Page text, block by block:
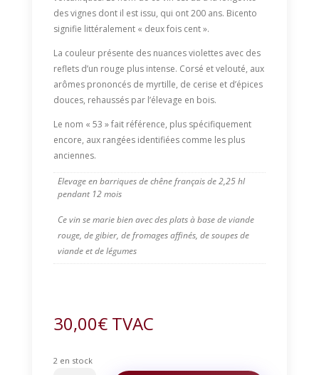
des vignes dont il est issu, qui ont 200 ans. Bicento
signifie littéralement « deux fois cent ».
La couleur présente des nuances violettes avec des
reflets d’un rouge plus intense. Corsé et velouté, aux
arômes prononcés de myrtille, de cerise et d’épices
douces, rehaussés par l’élevage en bois.
Le nom « 53 » fait référence, plus spécifiquement
encore, aux rangées identifiées comme les plus
anciennes.
Elevage en barriques de chêne français de 2,25 hl
pendant 12 mois
Ce vin se marie bien avec des plats à base de viande
rouge, de gibier, de fromages affinés, de soupes de
viande et de légumes
30,00€ TVAC
2 en stock